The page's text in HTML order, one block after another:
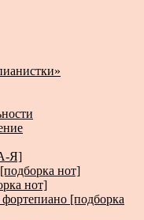
статьи…
Я]
нот]
нот]
[подборка